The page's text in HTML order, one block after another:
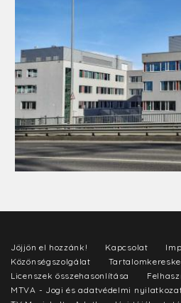
Jöjjön el hozzánk! Kapcsolat
Közönségszolgálat
Licenszek összehasonlítása
MTVA - Jogi és adatvédelmi